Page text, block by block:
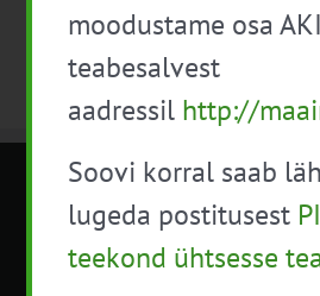
METK
Nõuandeteenistuse
moodustame osa
teabesalvest
aadressil http://
Soovi korral saab
lugeda postitusest
teekond ühtsesse